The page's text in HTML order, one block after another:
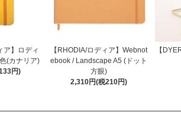
ア】ロディ
(カナリア)
円)
【RHODIA/ロディア】Webnot
ebook / Landscape A5 (ドット
方眼)
2,310円(税210円)
【